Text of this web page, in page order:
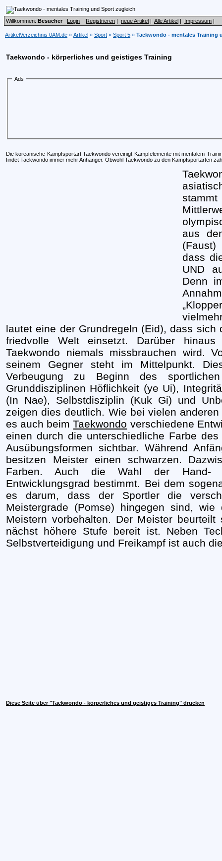
Willkommen: Besucher Login | Registrieren | neue Artikel | Alle Artikel | Impressum |
ArtikelVerzeichnis 0AM.de » Artikel » Sport » Sport 5 » Taekwondo - mentales Training
Taekwondo - körperliches und geistiges Training
Ads
Die koreanische Kampfsportart Taekwondo vereinigt Kampfelemente mit mentalem
findet Taekwondo immer mehr Anhänger. Obwohl Taekwondo zu den Kampfsportarten
aus
dass
UND
Denn
lautet eine der Grundregeln (Eid), dass sich
friedvolle Welt einsetzt. Darüber
Taekwondo niemals missbrauchen wird.
seinem Gegner steht im Mittelpunkt.
Verbeugung zu Beginn des
Grunddisziplinen Höflichkeit (ye Ui),
(In Nae), Selbstdisziplin (Kuk Gi) und
zeigen dies deutlich. Wie bei vielen
es auch beimTaekwondo verschiedene
einen durch die unterschiedliche Farbe
Ausübungsformen sichtbar. Während
besitzen Meister einen schwarzen.
Farben. Auch die Wahl der Hand-
Entwicklungsgrad bestimmt. Bei dem
es darum, dass der Sportler die
Meistergrade (Pomse) hingegen sind,
Meistern vorbehalten. Der Meister
nächst höhere Stufe bereit ist. Neben
Selbstverteidigung und Freikampf ist auch
Diese Seite über "Taekwondo - körperliches und geistiges Training" drucken